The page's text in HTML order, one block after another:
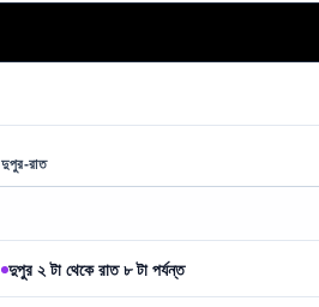
দুপুর-রাত
দুপুর ২ টা থেকে রাত ৮ টা পর্যন্ত